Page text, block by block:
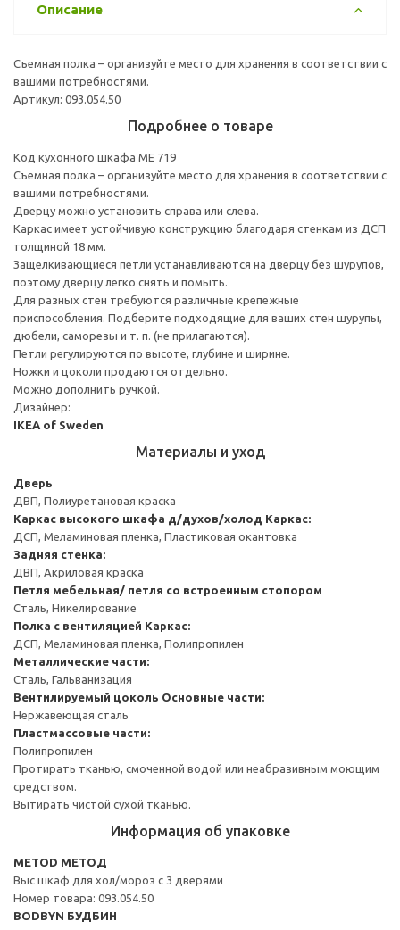
Описание
Съемная полка – организуйте место для хранения в соответствии с
вашими потребностями.
Артикул: 093.054.50
Подробнее о товаре
Код кухонного шкафа ME 719
Съемная полка – организуйте место для хранения в соответствии с
вашими потребностями.
Дверцу можно установить справа или слева.
Каркас имеет устойчивую конструкцию благодаря стенкам из ДСП
толщиной 18 мм.
Защелкивающиеся петли устанавливаются на дверцу без шурупов,
поэтому дверцу легко снять и помыть.
Для разных стен требуются различные крепежные
приспособления. Подберите подходящие для ваших стен шурупы,
дюбели, саморезы и т. п. (не прилагаются).
Петли регулируются по высоте, глубине и ширине.
Ножки и цоколи продаются отдельно.
Можно дополнить ручкой.
Дизайнер:
IKEA of Sweden
Материалы и уход
Дверь
ДВП, Полиуретановая краска
Каркас высокого шкафа д/духов/холод Каркас:
ДСП, Меламиновая пленка, Пластиковая окантовка
Задняя стенка:
ДВП, Акриловая краска
Петля мебельная/ петля со встроенным стопором
Сталь, Никелирование
Полка с вентиляцией Каркас:
ДСП, Меламиновая пленка, Полипропилен
Металлические части:
Сталь, Гальванизация
Вентилируемый цоколь Основные части:
Нержавеющая сталь
Пластмассовые части:
Полипропилен
Протирать тканью, смоченной водой или неабразивным моющим
средством.
Вытирать чистой сухой тканью.
Информация об упаковке
METOD МЕТОД
Выс шкаф для хол/мороз с 3 дверями
Номер товара: 093.054.50
BODBYN БУДБИН